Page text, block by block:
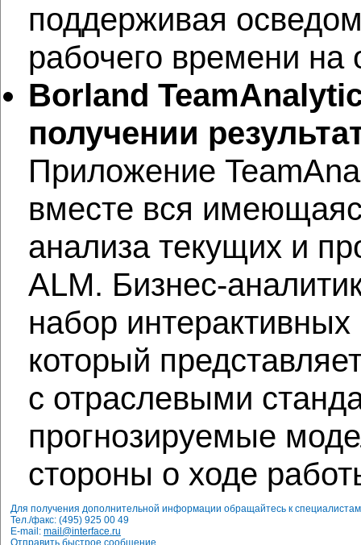
поддерживая
рабочего времени на
Borland
получении
Приложение
вместе вся
анализа текущих и
ALM. Бизнес-
набор
который
с отраслевыми
прогнозируемые
стороны о ходе
Для получения дополнительной информации обращайтесь к
Тел./факс: (495) 925 00 49
E-mail: mail@interface.ru
Отправить быстрое сообщение